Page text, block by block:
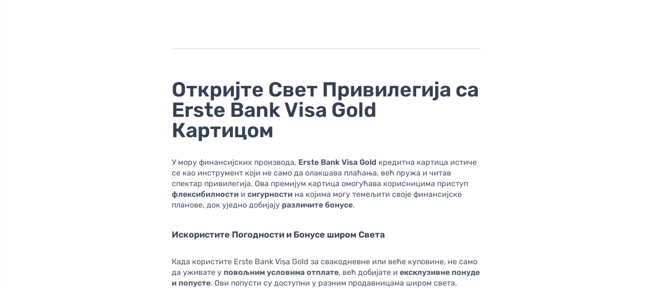
Откријте Свет Привилегија са
Erste Bank Visa Gold
Картицом
У мору финансијских производа, Erste Bank Visa Gold кредитна картица истиче
се као инструмент који не само да олакшава плаћања, већ пружа и читав
спектар привилегија. Ова премијум картица омогућава корисницима приступ
флексибилности исигурности на којима могу темељити своје финансијске
планове, док уједно добијају различите бонусе.
Искористите Погодности и Бонусе широм Света
Када користите Erste Bank Visa Gold за свакодневне или веће куповине, не само
да уживате у повољним условима отплате, већ добијате иексклузивне понуде
и попусте. Ови попусти су доступни у разним продавницама широм света,